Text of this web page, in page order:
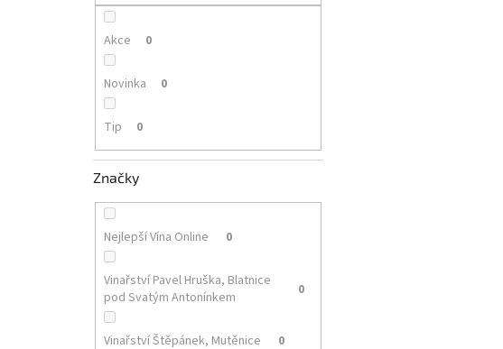
Akce 0
Novinka 0
Tip 0
Značky
Nejlepší Vína Online 0
Vinařství Pavel Hruška, Blatnice
pod Svatým Antonínkem
0
Vinařství Štěpánek, Mutěnice 0